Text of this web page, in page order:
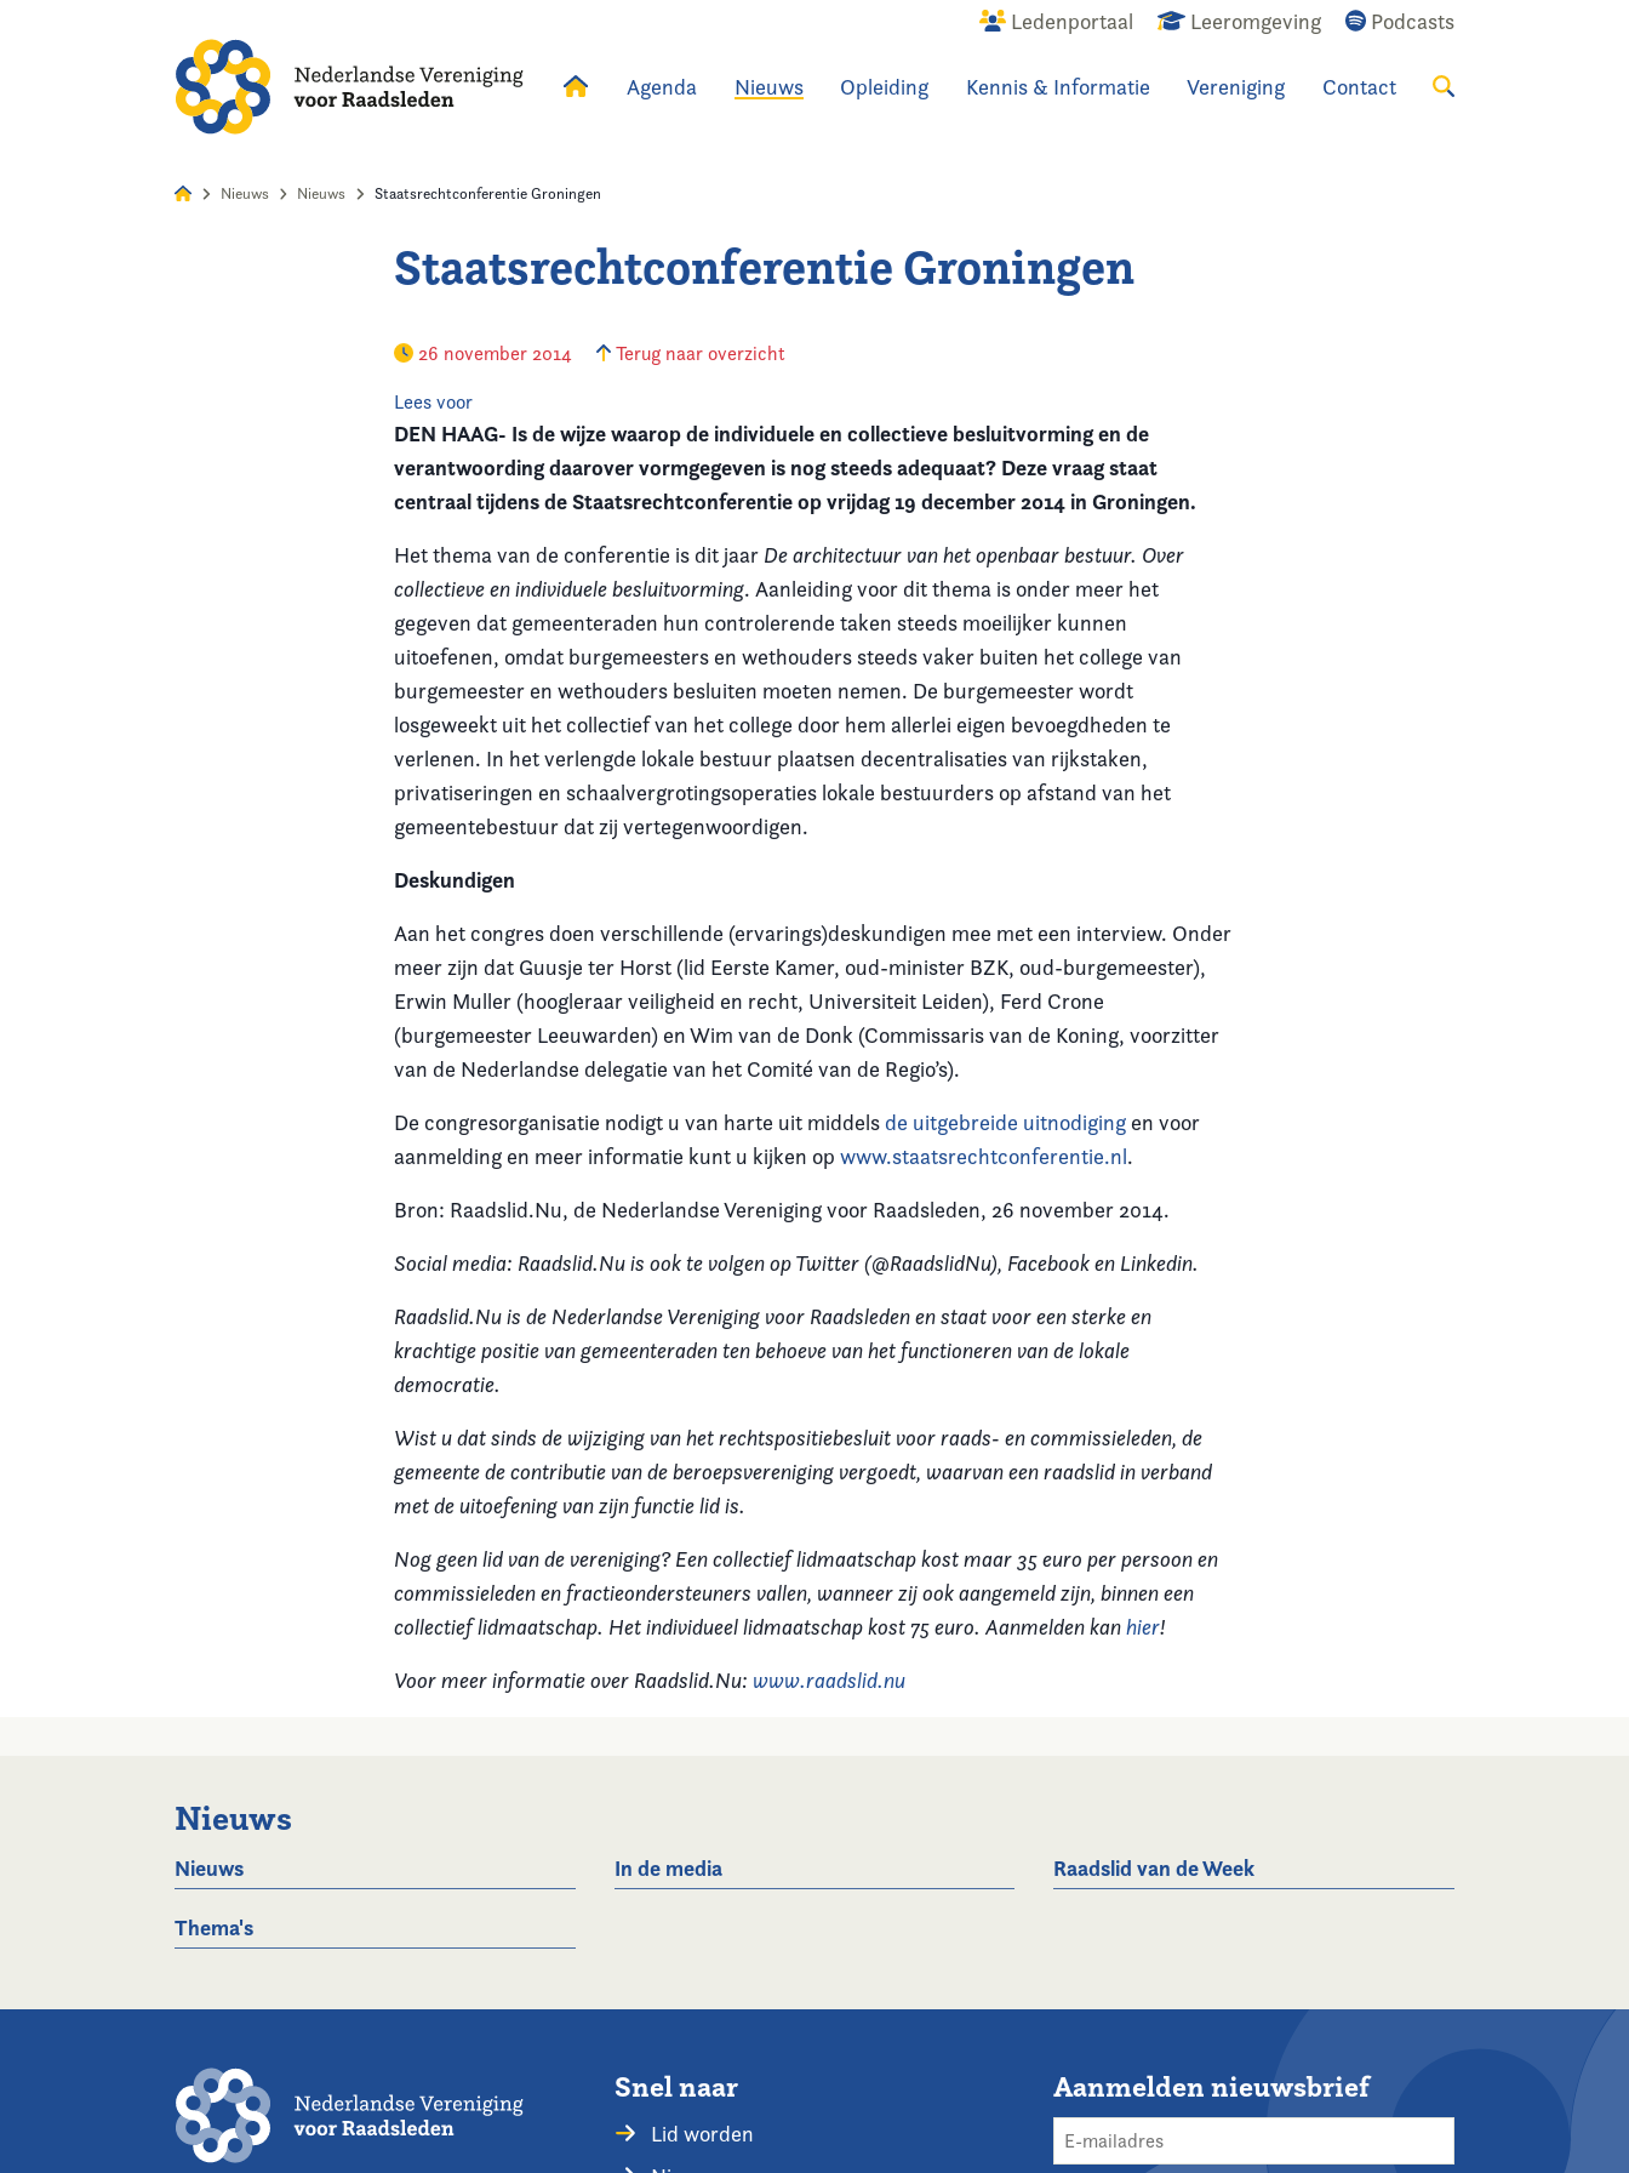
Ledenportaal Leeromgeving Podcasts
Agenda Nieuws Opleiding Kennis & Informatie Vereniging Contact
Nieuws Nieuws Staatsrechtconferentie Groningen
Staatsrechtconferentie Groningen
26 november 2014 Terug naar overzicht
Lees voor
DEN HAAG- Is de wijze waarop de individuele en collectieve besluitvorming en de
verantwoording daarover vormgegeven is nog steeds adequaat? Deze vraag staat
centraal tijdens de Staatsrechtconferentie op vrijdag 19 december 2014 in Groningen.
Het thema van de conferentie is dit jaar De architectuur van het openbaar bestuur. Over
collectieve en individuele besluitvorming. Aanleiding voor dit thema is onder meer het
gegeven dat gemeenteraden hun controlerende taken steeds moeilijker kunnen
uitoefenen, omdat burgemeesters en wethouders steeds vaker buiten het college van
burgemeester en wethouders besluiten moeten nemen. De burgemeester wordt
losgeweekt uit het collectief van het college door hem allerlei eigen bevoegdheden te
verlenen. In het verlengde lokale bestuur plaatsen decentralisaties van rijkstaken,
privatiseringen en schaalvergrotingsoperaties lokale bestuurders op afstand van het
gemeentebestuur dat zij vertegenwoordigen.
Deskundigen
Aan het congres doen verschillende (ervarings)deskundigen mee met een interview. Onder
meer zijn dat Guusje ter Horst (lid Eerste Kamer, oud-minister BZK, oud-burgemeester),
Erwin Muller (hoogleraar veiligheid en recht, Universiteit Leiden), Ferd Crone
(burgemeester Leeuwarden) en Wim van de Donk (Commissaris van de Koning, voorzitter
van de Nederlandse delegatie van het Comité van de Regio’s).
De congresorganisatie nodigt u van harte uit middels de uitgebreide uitnodiging en voor
aanmelding en meer informatie kunt u kijken opwww.staatsrechtconferentie.nl.
Bron: Raadslid.Nu, de Nederlandse Vereniging voor Raadsleden, 26 november 2014.
Social media: Raadslid.Nu is ook te volgen op Twitter (@RaadslidNu), Facebook en Linkedin.
Raadslid.Nu is de Nederlandse Vereniging voor Raadsleden en staat voor een sterke en
krachtige positie van gemeenteraden ten behoeve van het functioneren van de lokale
democratie.
Wist u dat sinds de wijziging van het rechtspositiebesluit voor raads- en commissieleden, de
gemeente de contributie van de beroepsvereniging vergoedt, waarvan een raadslid in verband
met de uitoefening van zijn functie lid is.
Nog geen lid van de vereniging? Een collectief lidmaatschap kost maar 35 euro per persoon en
commissieleden en fractieondersteuners vallen, wanneer zij ook aangemeld zijn, binnen een
collectief lidmaatschap. Het individueel lidmaatschap kost 75 euro. Aanmelden kanhier!
Voor meer informatie over Raadslid.Nu: www.raadslid.nu
Nieuws
Nieuws In de media Raadslid van de Week
Thema's
Snel naar
Lid worden
Aanmelden nieuwsbrief